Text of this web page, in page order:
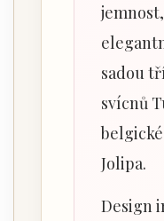
sadou
svícnů
Jolipa.
Design